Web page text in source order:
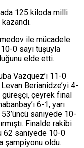
125 kiloda milli
ile mücadele
0 sayı tuşuyla
elde etti.
Vazquez’i 11-0
Berianidze’yi 4-
güreşçi, çeyrek final
6-1, yarı
saniyede 10-
Finalde rakibi
62 saniyede 10-0
şampiyonu oldu.